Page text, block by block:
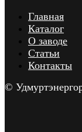
Главная
Каталог
О заводе
Статьи
Контакты
©